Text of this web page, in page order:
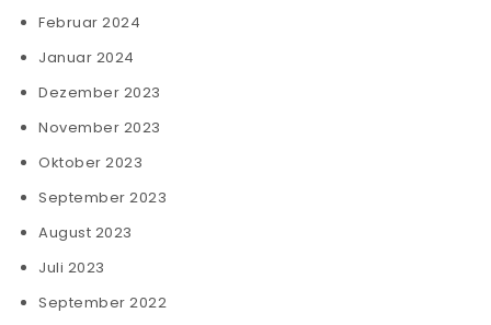
Februar 2024
Januar 2024
Dezember 2023
November 2023
Oktober 2023
September 2023
August 2023
Juli 2023
September 2022